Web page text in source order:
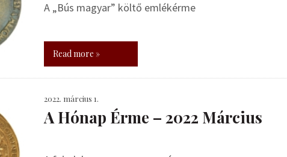
A „Bús magyar” költő emlékérme
Read more »
2022. március 1.
A Hónap Érme – 2022 Március